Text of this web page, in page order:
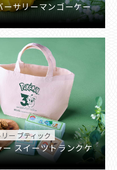
サリーマンゴーケー
ー ブティック
スイーツトランクケ